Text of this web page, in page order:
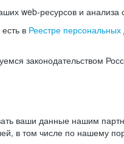
web-ресурсов и анализа
в Реестре
законодательством
ваши данные нашим
в том числе по нашему